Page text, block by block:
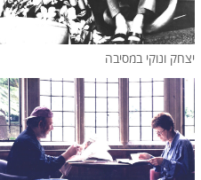
יצחק ונוקי במסיבה